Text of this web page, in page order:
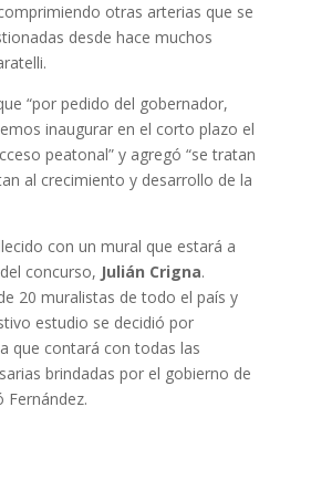
otras arterias que se
desde hace muchos
“por pedido del gobernador,
inaugurar en el corto plazo el
peatonal” y agregó “se tratan
al crecimiento y desarrollo de la
con un mural que estará a
concurso, Julián Crigna.
20 muralistas de todo el país y
estudio se decidió por
que contará con todas las
brindadas por el gobierno de
Fernández.